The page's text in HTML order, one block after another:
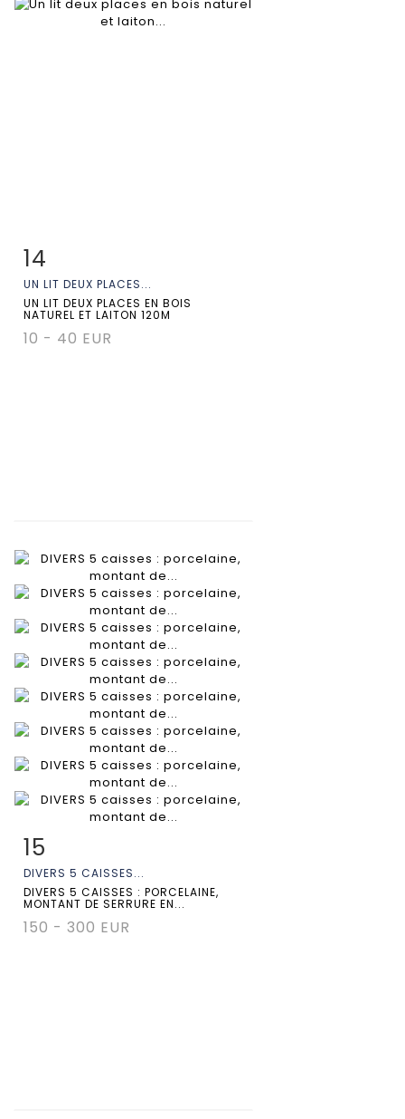
Fiche détaillée
14
UN LIT DEUX PLACES...
UN LIT DEUX PLACES EN BOIS
NATUREL ET LAITON 120M
10 - 40 EUR
Fiche détaillée
15
DIVERS 5 CAISSES...
DIVERS 5 CAISSES : PORCELAINE,
MONTANT DE SERRURE EN...
150 - 300 EUR